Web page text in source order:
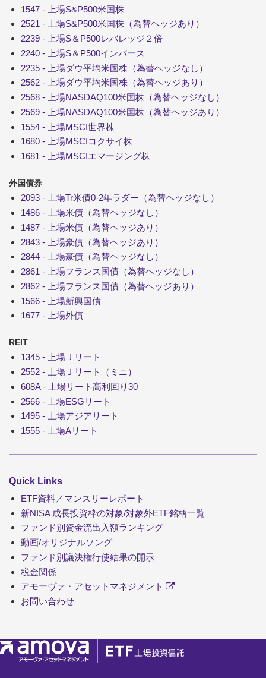
1547 - 上場S&P500米国株
2521 - 上場S&P500米国株（為替ヘッジあり）
2239 - 上場S＆P500レバレッジ２倍
2240 - 上場S＆P500インバース
2235 - 上場ダウ平均米国株（為替ヘッジなし）
2562 - 上場ダウ平均米国株（為替ヘッジあり）
2568 - 上場NASDAQ100米国株（為替ヘッジなし）
2569 - 上場NASDAQ100米国株（為替ヘッジあり）
1554 - 上場MSCI世界株
1680 - 上場MSCIコクサイ株
1681 - 上場MSCIエマージング株
外国債券
2093 - 上場Tr米債0-2年ラダー（為替ヘッジなし）
1486 - 上場米債（為替ヘッジなし）
1487 - 上場米債（為替ヘッジあり）
2843 - 上場豪債（為替ヘッジあり）
2844 - 上場豪債（為替ヘッジなし）
2861 - 上場フランス国債（為替ヘッジなし）
2862 - 上場フランス国債（為替ヘッジあり）
1566 - 上場新興国債
1677 - 上場外債
REIT
1345 - 上場Ｊリート
2552 - 上場Ｊリート（ミニ）
608A - 上場リート高利回り30
2566 - 上場ESGリート
1495 - 上場アジアリート
1555 - 上場Aリート
Quick Links
ETF資料／マンスリーレポート
新NISA 成長投資枠の対象/対象外ETF銘柄一覧
ファンド別資金流出入額ランキング
動画/オリジナルソング
ファンド別議決権行使結果の開示
税金関係
アモーヴァ・アセットマネジメント
お問い合わせ